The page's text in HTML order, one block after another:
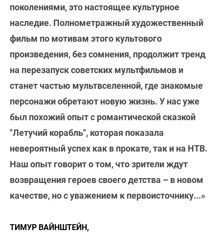
поколениями, это настоящее культурное
наследие. Полнометражный художественный
фильм по мотивам этого культового
произведения, без сомнения, продолжит тренд
на перезапуск советских мультфильмов и
станет частью мультвселенной, где знакомые
персонажи обретают новую жизнь. У нас уже
был похожий опыт с романтической сказкой
"Летучий корабль", которая показала
невероятный успех как в прокате, так и на НТВ.
Наш опыт говорит о том, что зрители ждут
возвращения героев своего детства – в новом
качестве, но с уважением к первоисточнику...»
ТИМУР ВАЙНШТЕЙН,